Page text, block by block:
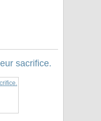
sacrifice.